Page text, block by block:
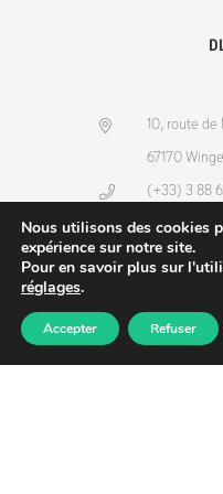
Produits Recherche
10, route de
67170
(+33) 3 88
info@dlv-
Nous utilisons des cookies
expérience sur notre site.
Pour en savoir plus sur
réglages.
Accepter Refuser